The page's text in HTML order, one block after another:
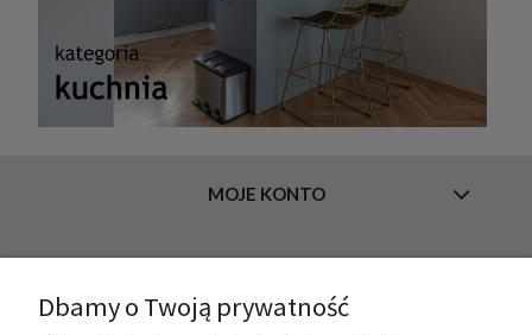
MOJE KONTO
Dbamy o Twoją prywatność